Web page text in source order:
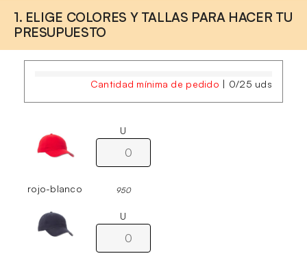
1. ELIGE COLORES Y TALLAS PARA HACER TU
PRESUPUESTO
Cantidad mínima de pedido | 0/25 uds
rojo-blanco
U
950
U